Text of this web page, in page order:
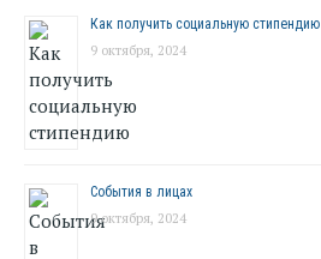
Как получить социальную стипендию
9 октября, 2024
События в лицах
9 октября, 2024